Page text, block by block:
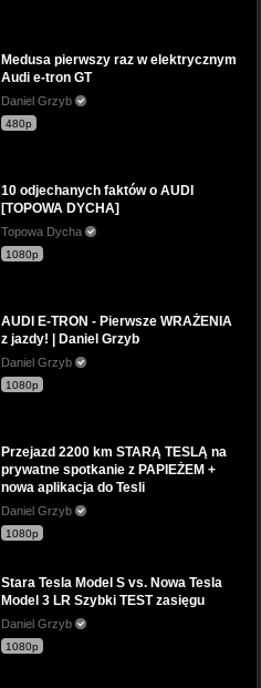
Medusa pierwszy raz w elektrycznym
Audi e-tron GT
Daniel Grzyb
480p
10 odjechanych faktów o AUDI
[TOPOWA DYCHA]
Topowa Dycha
1080p
AUDI E-TRON - Pierwsze WRAŻENIA
z jazdy! | Daniel Grzyb
Daniel Grzyb
1080p
Przejazd 2200 km STARĄ TESLĄ na
prywatne spotkanie z PAPIEŻEM +
nowa aplikacja do Tesli
Daniel Grzyb
1080p
Stara Tesla Model S vs. Nowa Tesla
Model 3 LR Szybki TEST zasięgu
Daniel Grzyb
1080p